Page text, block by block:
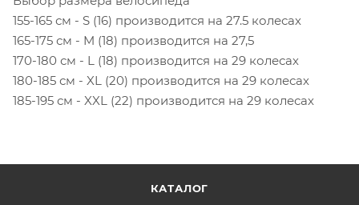
155-165 см - S (16) производится на 27.5 колесах
165-175 см - M (18) производится на 27,5
170-180 см - L (18) производится на 29 колесах
180-185 см - XL (20) производится на 29 колесах
185-195 см - XXL (22) производится на 29 колесах
КАТАЛОГ